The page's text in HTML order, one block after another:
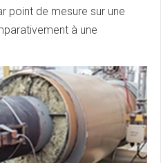
point de mesure sur une
à une